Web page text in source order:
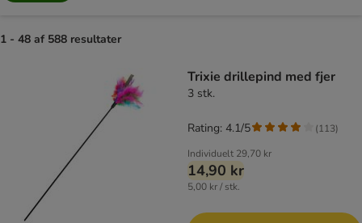
1 - 48 af 588 resultater
Trixie drillepind med fjer
3 stk.
Individuelt 29,70 kr
14,90 kr
5,00 kr / stk.
Rating: 4.1/5 (113)